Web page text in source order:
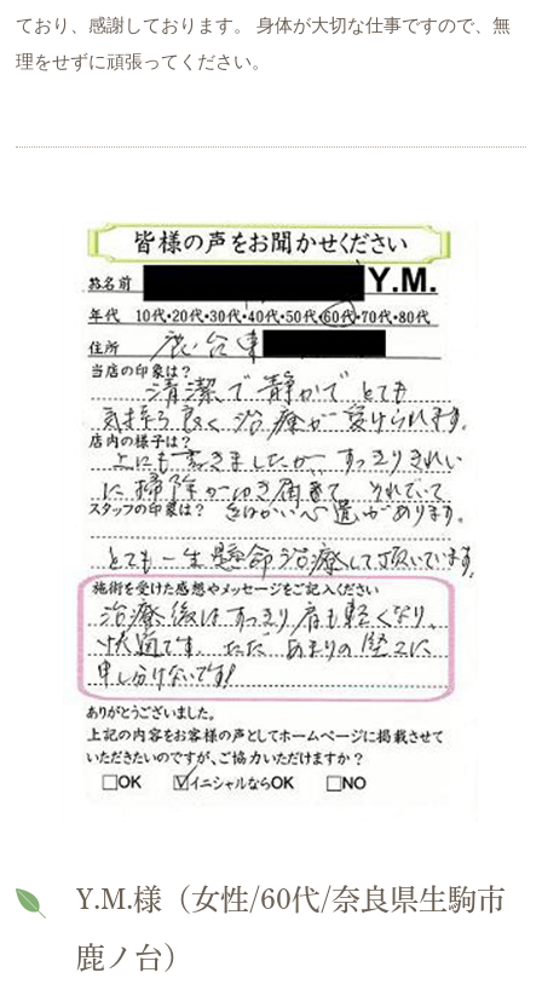
ており、感謝しております。 身体が大切な仕事ですので、無
理をせずに頑張ってください。
Y.M.様（女性/60代/奈良県生駒市
鹿ノ台）